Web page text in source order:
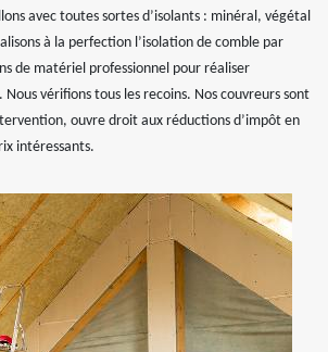
avec toutes sortes d’isolants : minéral, végétal
à la perfection l’isolation de comble par
de matériel professionnel pour réaliser
vérifions tous les recoins. Nos couvreurs sont
ouvre droit aux réductions d’impôt en
intéressants.